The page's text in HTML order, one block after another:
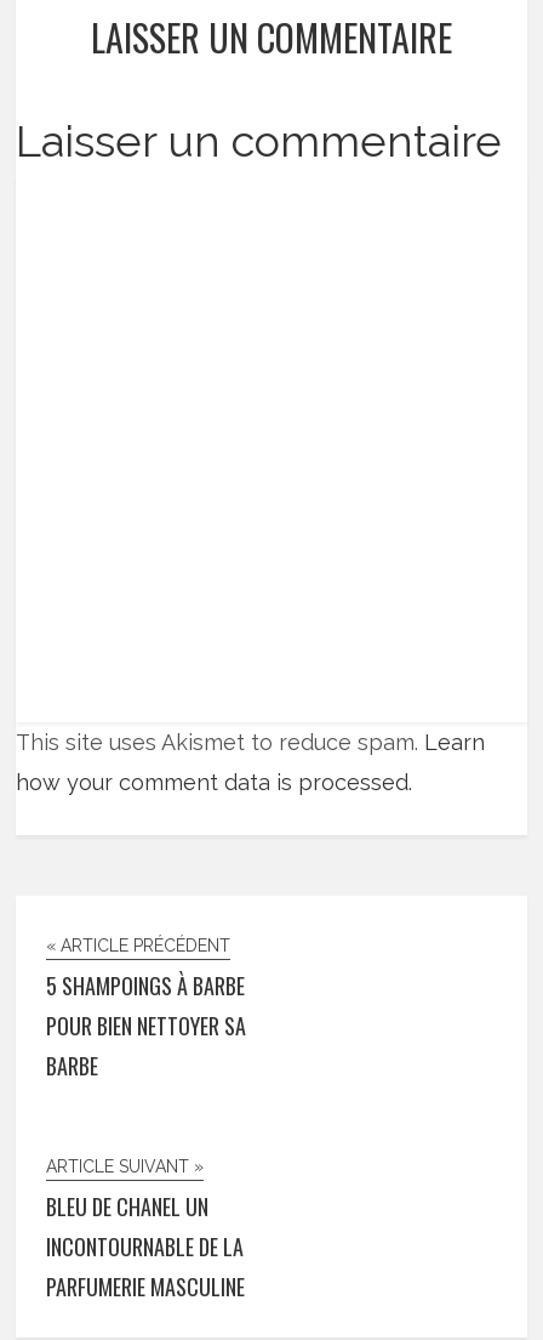
LAISSER UN COMMENTAIRE
Laisser un commentaire
This site uses Akismet to reduce spam. Learn
how your comment data is processed.
« ARTICLE PRÉCÉDENT
5 SHAMPOINGS À BARBE
POUR BIEN NETTOYER SA
BARBE
ARTICLE SUIVANT »
BLEU DE CHANEL UN
INCONTOURNABLE DE LA
PARFUMERIE MASCULINE